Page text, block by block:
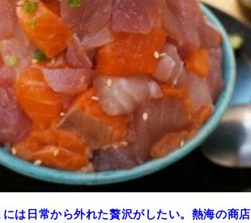
には日常から外れた贅沢がしたい。熱海の商店